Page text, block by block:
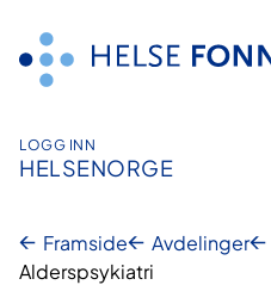
innhald
LOGG INN
HELSENORGE
Framside Avdelinger
Alderspsykiatri